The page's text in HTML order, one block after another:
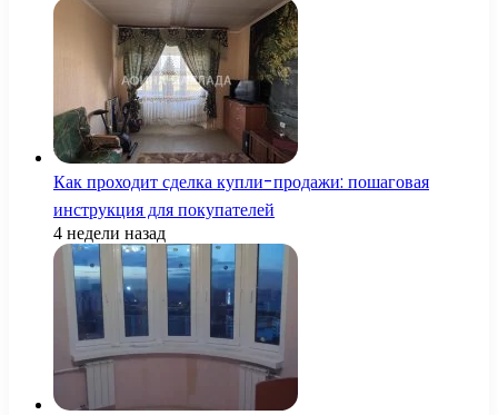
Как проходит сделка купли-продажи: пошаговая
инструкция для покупателей
4 недели назад